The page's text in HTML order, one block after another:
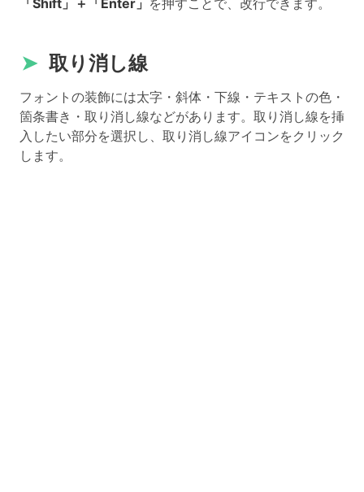
➤ 取り消し線
フォントの装飾には太字・斜体・下線・テキストの色・
箇条書き・取り消し線などがあります。取り消し線を挿
入したい部分を選択し、取り消し線アイコンをクリック
します。